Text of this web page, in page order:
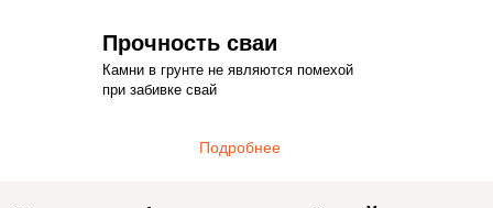
Прочность сваи
Камни в грунте не являются помехой
при забивке свай
Подробнее